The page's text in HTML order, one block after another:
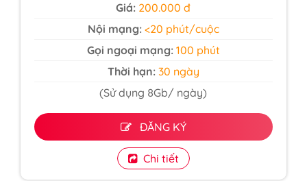
Giá: 200.000 đ
Nội mạng: <20 phút/cuộc
Gọi ngoại mạng:100 phút
Thời hạn:30 ngày
(Sử dụng 8Gb/ ngày)
ĐĂNG KÝ
Chi tiết